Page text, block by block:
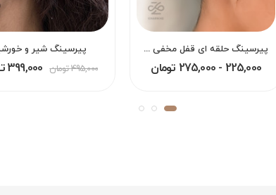
پیرسینگ حلقه ای قفل مخفی بینی لب گوش هلیکس دیث اوربیتال کانچ سپتام
225,000 - 275,000 تومان
پیرسینگ شیر و
399,000 تومان 495,000 تومان